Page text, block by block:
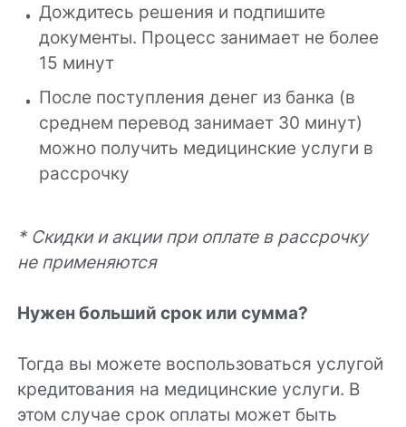
Дождитесь решения и подпишите
документы. Процесс занимает не более
15 минут
После поступления денег из банка (в
среднем перевод занимает 30 минут)
можно получить медицинские услуги в
рассрочку
* Скидки и акции при оплате в рассрочку
не применяются
Нужен больший срок или сумма?
Тогда вы можете воспользоваться услугой
кредитования на медицинские услуги. В
этом случае срок оплаты может быть